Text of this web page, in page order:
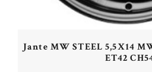
Jante MW STEEL 5,5X14
ET42